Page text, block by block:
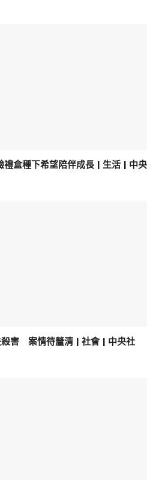
盒種下希望陪伴成長 | 生活 | 中央
殺害 案情待釐清 | 社會 | 中央社